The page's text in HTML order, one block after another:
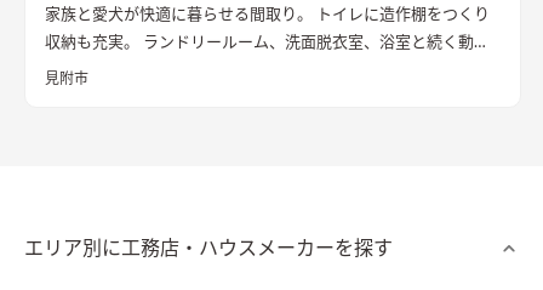
家族と愛犬が快適に暮らせる間取り。 トイレに造作棚をつくり
収納も充実。 ランドリールーム、洗面脱衣室、浴室と続く動線
にした事で家事もラクに。 リビングに間接照明採用し、シーン
見附市
エリア別に工務店・ハウスメーカーを探す